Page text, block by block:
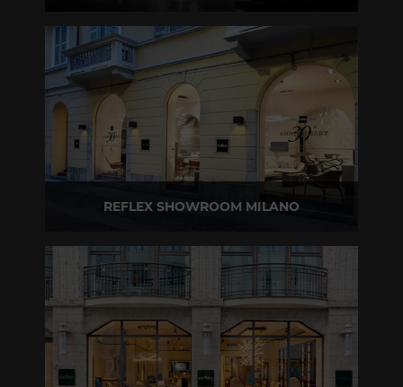
T +39 0422 849201
REFLEX SHOWROOM MILANO
T +39 02 80582955